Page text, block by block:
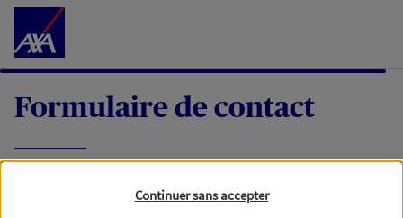
Accéder au Contenu
Formulaire de contact
demande, nous vous répondrons dans les
Continuer sans accepter